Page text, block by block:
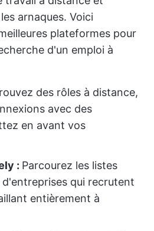
arnaques. Voici
plateformes pour
d'un emploi à
des rôles à distance,
avec des
en avant vos
: Parcourez les listes
qui recrutent
entièrement à